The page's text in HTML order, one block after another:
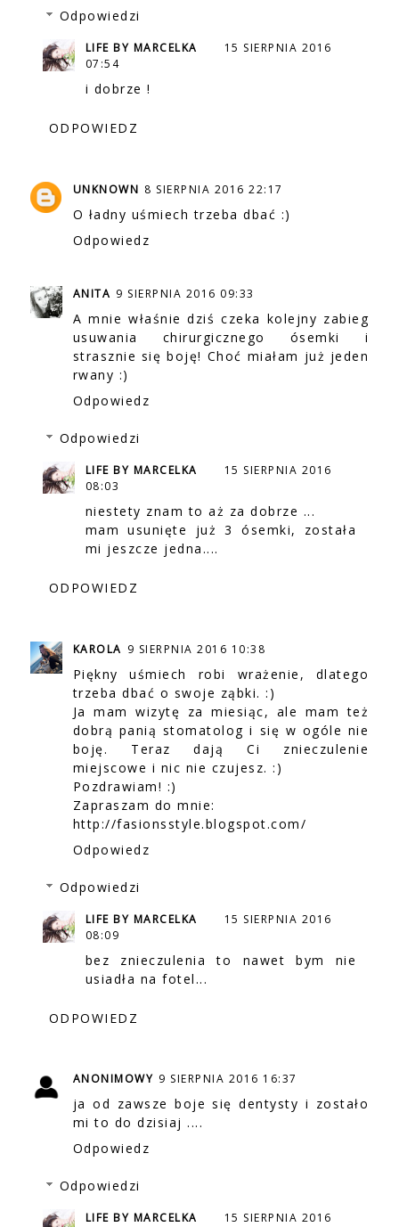
Odpowiedzi
LIFE BY MARCELKA
15 SIERPNIA 2016
07:54
i dobrze !
ODPOWIEDZ
UNKNOWN 8 SIERPNIA 2016 22:17
O ładny uśmiech trzeba dbać :)
Odpowiedz
ANITA 9 SIERPNIA 2016 09:33
A mnie właśnie dziś czeka kolejny zabieg
usuwania chirurgicznego ósemki i
strasznie się boję! Choć miałam już jeden
rwany :)
Odpowiedz
Odpowiedzi
LIFE BY MARCELKA
15 SIERPNIA 2016
08:03
niestety znam to aż za dobrze ...
mam usunięte już 3 ósemki, została
mi jeszcze jedna....
ODPOWIEDZ
KAROLA 9 SIERPNIA 2016 10:38
Piękny uśmiech robi wrażenie, dlatego
trzeba dbać o swoje ząbki. :)
Ja mam wizytę za miesiąc, ale mam też
dobrą panią stomatolog i się w ogóle nie
boję. Teraz dają Ci znieczulenie
miejscowe i nic nie czujesz. :)
Pozdrawiam! :)
Zapraszam do mnie:
http://fasionsstyle.blogspot.com/
Odpowiedz
Odpowiedzi
LIFE BY MARCELKA
15 SIERPNIA 2016
08:09
bez znieczulenia to nawet bym nie
usiadła na fotel...
ODPOWIEDZ
ANONIMOWY 9 SIERPNIA 2016 16:37
ja od zawsze boje się dentysty i zostało
mi to do dzisiaj ....
Odpowiedz
Odpowiedzi
LIFE BY MARCELKA
15 SIERPNIA 2016